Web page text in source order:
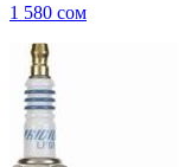
1 580 сом